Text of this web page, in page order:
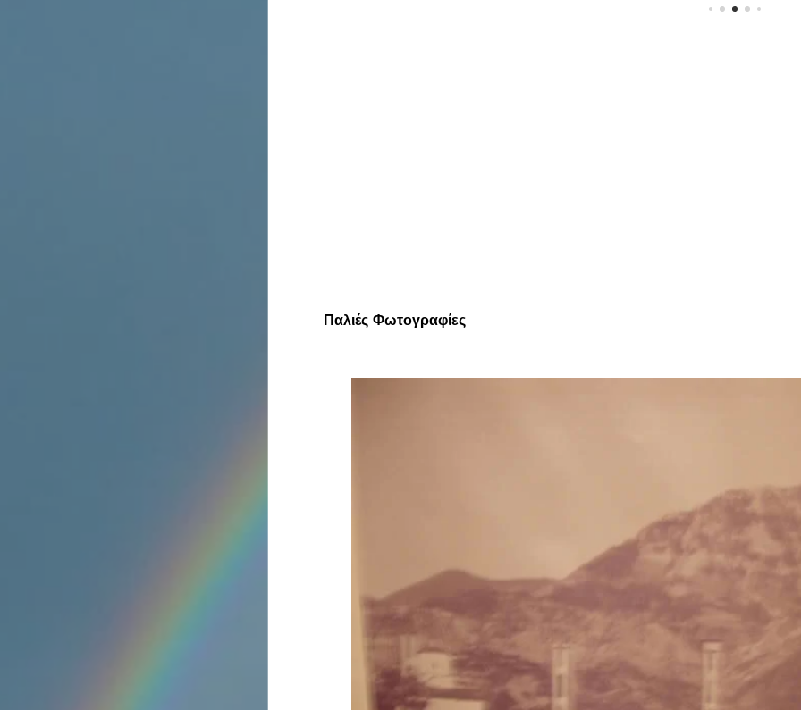
Παλιές Φωτογραφίες